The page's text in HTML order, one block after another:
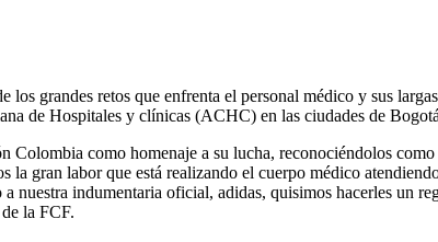
grandes retos que enfrenta el personal médico y sus
de Hospitales y clínicas (ACHC) en las ciudades de
como homenaje a su lucha, reconociéndolos
gran labor que está realizando el cuerpo médico
nuestra indumentaria oficial, adidas, quisimos hacerles un
la FCF.